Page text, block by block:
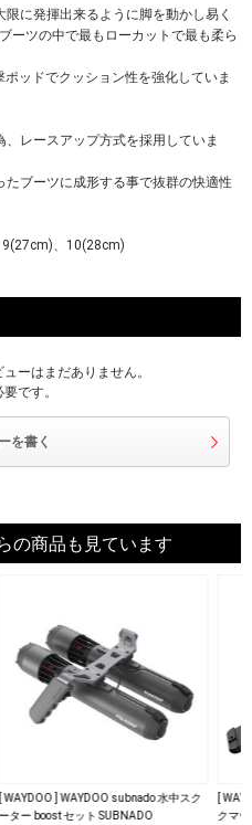
に発揮出来るように脚を動かし易く
ーツの中で最もローカットで最も柔ら
ッドでクッション性を強化していま
レースアップ方式を採用していま
ブーツに成形する事で抜群の快適性
9(27cm)、10(28cm)
ーはまだありません。
です。
を書く
の商品も見ています
[ WAYDOO ] WAYDOO subnado 水中スク
ーター boost セット SUBNADO
[
クマ